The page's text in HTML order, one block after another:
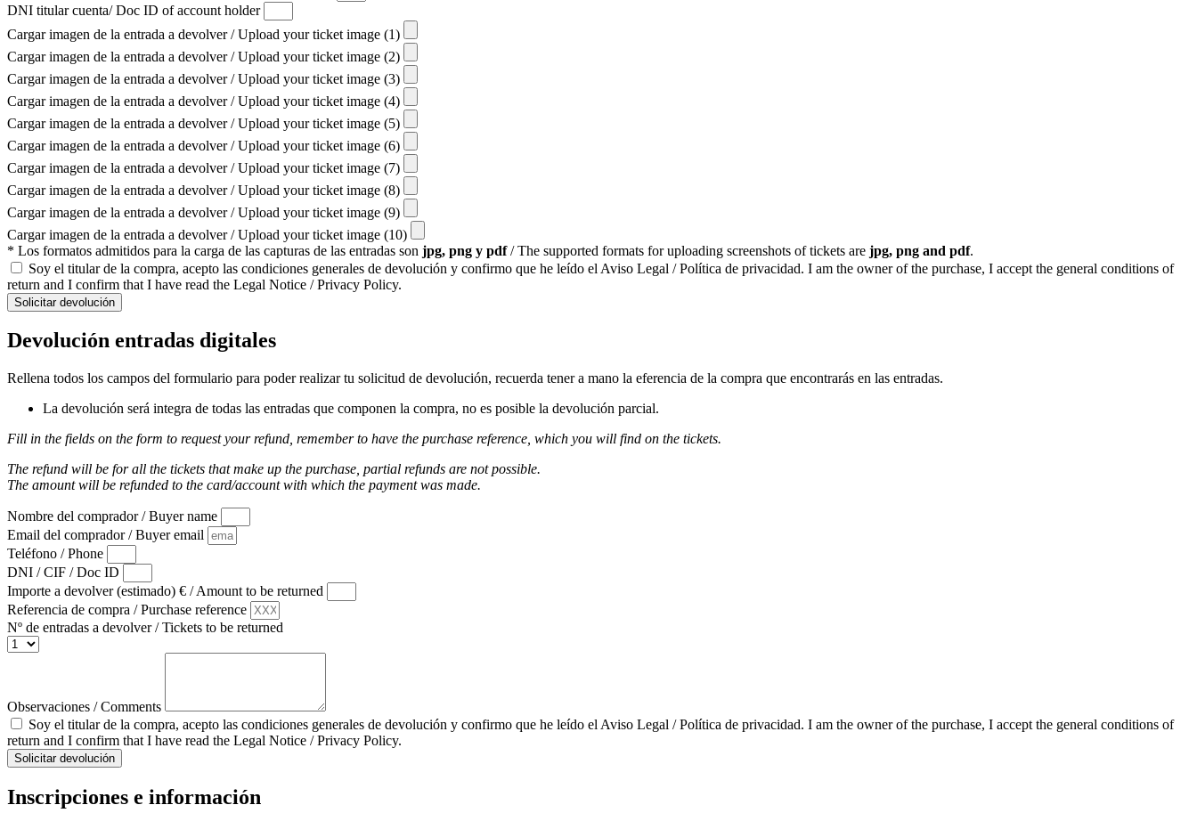
DNI titular cuenta/ Doc ID of account holder
Cargar imagen de la entrada a devolver / Upload your ticket image (1)
Cargar imagen de la entrada a devolver / Upload your ticket image (2)
Cargar imagen de la entrada a devolver / Upload your ticket image (3)
Cargar imagen de la entrada a devolver / Upload your ticket image (4)
Cargar imagen de la entrada a devolver / Upload your ticket image (5)
Cargar imagen de la entrada a devolver / Upload your ticket image (6)
Cargar imagen de la entrada a devolver / Upload your ticket image (7)
Cargar imagen de la entrada a devolver / Upload your ticket image (8)
Cargar imagen de la entrada a devolver / Upload your ticket image (9)
Cargar imagen de la entrada a devolver / Upload your ticket image (10)
* Los formatos admitidos para la carga de las capturas de las entradas son jpg, png y pdf/ The supported formats for uploading screenshots of tickets are jpg, png and pdf.
Soy el titular de la compra, acepto las condiciones generales de devolución y confirmo que he leído el Aviso Legal / Política de privacidad. I am the owner of the purchase, I accept the general conditions of
return and I confirm that I have read the Legal Notice / Privacy Policy.
Solicitar devolución
Devolución entradas digitales
Rellena todos los campos del formulario para poder realizar tu solicitud de devolución, recuerda tener a mano la eferencia de la compra que encontrarás en las entradas.
La devolución será integra de todas las entradas que componen la compra, no es posible la devolución parcial.
Fill in the fields on the form to request your refund, remember to have the purchase reference, which you will find on the tickets.
The refund will be for all the tickets that make up the purchase, partial refunds are not possible.
The amount will be refunded to the card/account with which the payment was made.
Nombre del comprador / Buyer name
Email del comprador / Buyer email
Teléfono / Phone
DNI / CIF / Doc ID
Importe a devolver (estimado) € / Amount to be returned
Referencia de compra / Purchase reference
Nº de entradas a devolver / Tickets to be returned
Observaciones / Comments
Soy el titular de la compra, acepto las condiciones generales de devolución y confirmo que he leído el Aviso Legal / Política de privacidad. I am the owner of the purchase, I accept the general conditions of
return and I confirm that I have read the Legal Notice / Privacy Policy.
Solicitar devolución
Inscripciones e información